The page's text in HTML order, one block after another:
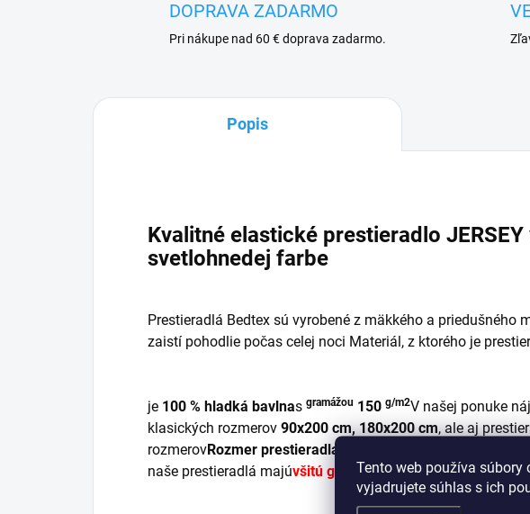
Tento web používa
vyjadrujete súhlas s ich
DOPRAVA ZADARMO
Pri nákupe nad 60 € doprava zadarmo.
Popis
Kvalitné elastické prestieradlo JERSEY
svetlohnedej farbe
Prestieradlá Bedtex sú vyrobené z mäkkého a priedušného
zaistí pohodlie počas celej noci Materiál, z ktorého je
je 100 % hladká bavlnas gramážou 150 g/m2V našej ponuke
klasických rozmerov 90x200 cm,180x200 cm, ale aj
rozmerovRozmer prestieradla
naše prestieradlá majúvšitú gumu,